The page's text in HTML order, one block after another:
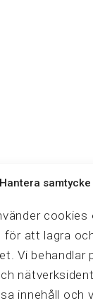
Hantera samtycke
cookies
för att lagra
Vi behandlar
innehåll och